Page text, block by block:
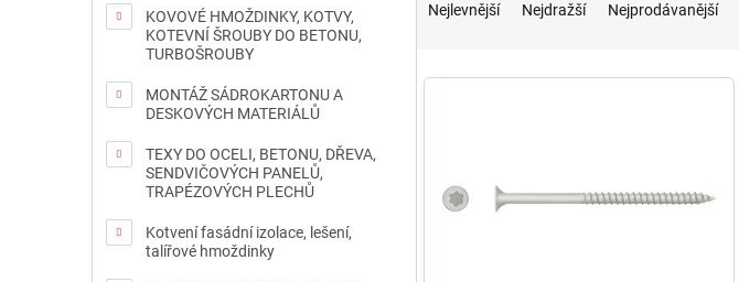
KOVOVÉ HMOŽDINKY, KOTVY,
KOTEVNÍ ŠROUBY DO BETONU,
TURBOŠROUBY
MONTÁŽ SÁDROKARTONU A
DESKOVÝCH MATERIÁLŮ
TEXY DO OCELI, BETONU, DŘEVA,
SENDVIČOVÝCH PANELŮ,
TRAPÉZOVÝCH PLECHŮ
Kotvení fasádní izolace, lešení,
talířové hmoždinky
n
Nejlevnější Nejdražší Nejprodávanější
V